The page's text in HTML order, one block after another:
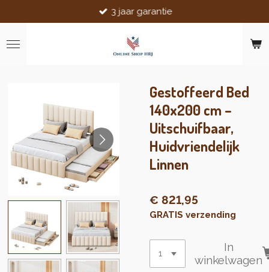
direct
naar
de
3 jaar garantie
Gestoffeerd Bed
140x200 cm –
Uitschuifbaar,
Huidvriendelijk
Linnen
€ 821,95
GRATIS verzending
In
winkelwagen